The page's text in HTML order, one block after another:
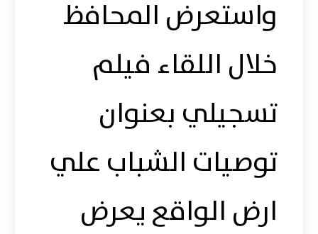
واستعرض المحافظ
خلال اللقاء فيلم
تسجيلي بعنوان
توصيات الشباب علي
ارض الواقع يعرض